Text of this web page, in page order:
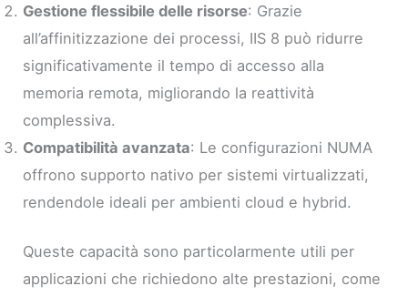
Gestione flessibile delle risorse: Grazie
all’affinitizzazione dei processi, IIS 8 può ridurre
significativamente il tempo di accesso alla
memoria remota, migliorando la reattività
complessiva.
Compatibilità avanzata: Le configurazioni NUMA
offrono supporto nativo per sistemi virtualizzati,
rendendole ideali per ambienti cloud e hybrid.
Queste capacità sono particolarmente utili per
applicazioni che richiedono alte prestazioni, come